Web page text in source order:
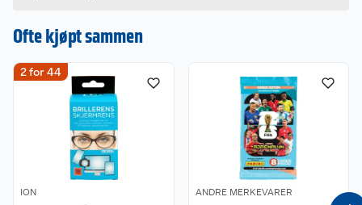
en omtale.
Ofte kjøpt sammen
2 for 44
ION ANDRE MERKEVARER